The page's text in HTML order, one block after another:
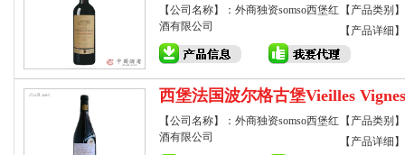
【公司名称】：外商独资somso西堡红
酒有限公司
【产品类别
【产品详细
西堡法国波尔格古堡Vieilles
【公司名称】：外商独资somso西堡红
酒有限公司
【产品类别
【产品详细